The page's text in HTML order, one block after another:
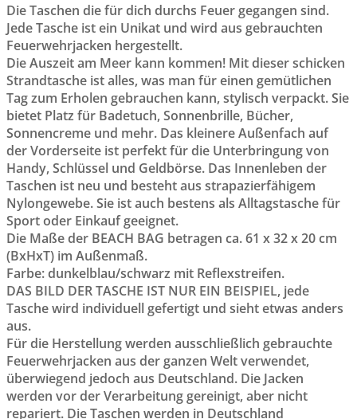
Die Taschen die für dich durchs Feuer gegangen sind.
Jede Tasche ist ein Unikat und wird aus gebrauchten
Feuerwehrjacken hergestellt.
Die Auszeit am Meer kann kommen! Mit dieser schicken
Strandtasche ist alles, was man für einen gemütlichen
Tag zum Erholen gebrauchen kann, stylisch verpackt. Sie
bietet Platz für Badetuch, Sonnenbrille, Bücher,
Sonnencreme und mehr. Das kleinere Außenfach auf
der Vorderseite ist perfekt für die Unterbringung von
Handy, Schlüssel und Geldbörse. Das Innenleben der
Taschen ist neu und besteht aus strapazierfähigem
Nylongewebe. Sie ist auch bestens als Alltagstasche für
Sport oder Einkauf geeignet.
Die Maße der BEACH BAG betragen ca. 61 x 32 x 20 cm
(BxHxT) im Außenmaß.
Farbe: dunkelblau/schwarz mit Reflexstreifen.
DAS BILD DER TASCHE IST NUR EIN BEISPIEL, jede
Tasche wird individuell gefertigt und sieht etwas anders
aus.
Für die Herstellung werden ausschließlich gebrauchte
Feuerwehrjacken aus der ganzen Welt verwendet,
überwiegend jedoch aus Deutschland. Die Jacken
werden vor der Verarbeitung gereinigt, aber nicht
repariert. Die Taschen werden in Deutschland